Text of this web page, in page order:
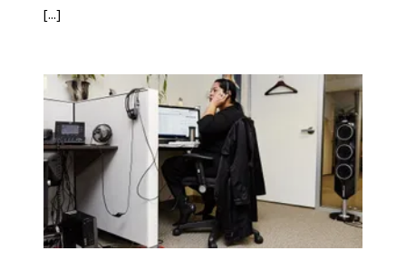
[...]